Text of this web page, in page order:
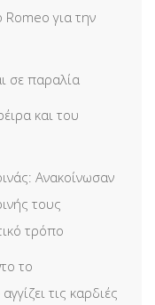
για την
σε παραλία
και του
Ανακοίνωσαν
τους
τρόπο
το
τις καρδιές